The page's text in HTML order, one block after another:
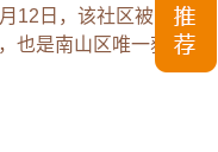
12日，该社区被民政
也是南山区唯一获此